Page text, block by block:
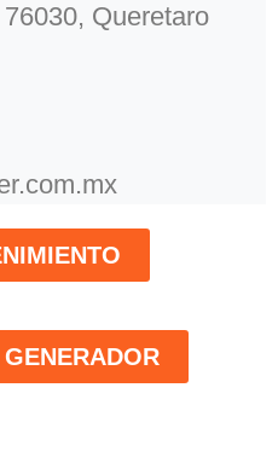
Queretaro